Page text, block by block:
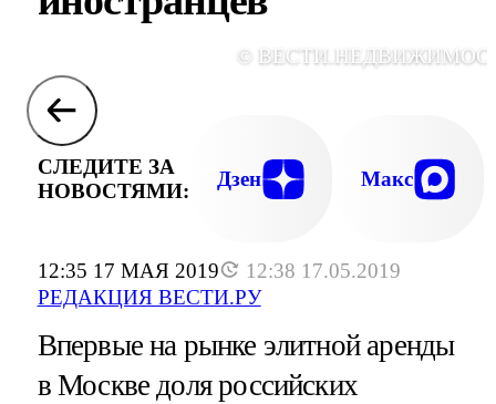
12:35 17 МАЯ 2019
12:38 17.05.2019
РЕДАКЦИЯ ВЕСТИ.РУ
©
СЛЕДИТЕ ЗА
НОВОСТЯМИ:
Дзен Макс
Впервые на рынке элитной аренды
в Москве доля российских